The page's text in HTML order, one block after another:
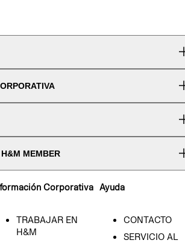
MEMBER
Corporativa
TRABAJAR EN
H&M
Ayuda
CONTACTO
SERVICIO AL